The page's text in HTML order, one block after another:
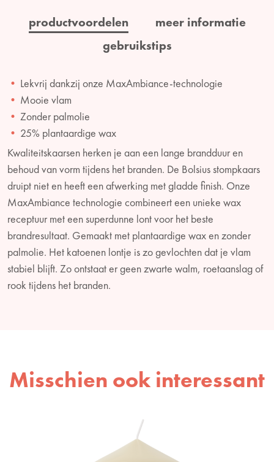
productvoordelen
meer informatie
gebruikstips
Lekvrij dankzij onze MaxAmbiance-technologie
Mooie vlam
Zonder palmolie
25% plantaardige wax
Kwaliteitskaarsen herken je aan een lange brandduur en
behoud van vorm tijdens het branden. De Bolsius stompkaars
druipt niet en heeft een afwerking met gladde finish. Onze
MaxAmbiance technologie combineert een unieke wax
receptuur met een superdunne lont voor het beste
brandresultaat. Gemaakt met plantaardige wax en zonder
palmolie. Het katoenen lontje is zo gevlochten dat je vlam
stabiel blijft. Zo ontstaat er geen zwarte walm, roetaanslag of
rook tijdens het branden.
Misschien ook interessant